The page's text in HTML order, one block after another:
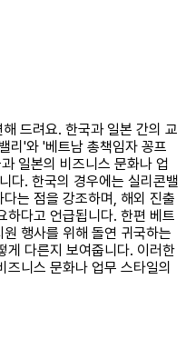
드려요. 한국과 일본 간의 교
리'와 '베트남 총책임자 꽁프
일본의 비즈니스 문화나 업
다. 한국의 경우에는 실리콘밸
는 점을 강조하며, 해외 진출
하다고 언급됩니다. 한편 베트
행사를 위해 돌연 귀국하는
게 다른지 보여줍니다. 이러한
니스 문화나 업무 스타일의